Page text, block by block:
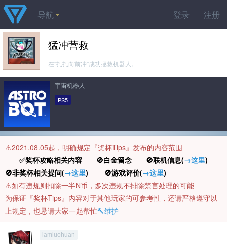
登录 注册
导航
猛冲营救
在“扎扎向前冲”成功拯救机器人。
宇宙机器人
PS5
⚠️2021.08.05起，明确规定『奖杯Tips』发布的内容范围
✅奖杯攻略相关内容 🚫白金留念 🚫联机信息(→这里)
🚫非奖杯相关提问(→这里) 🚫游戏评价(→这里)
⚠️如有违规则扣除一半N币，多次违规不排除禁言处理的可能
为保证『奖杯Tips』内容对于其他玩家的可参考性，还请严格遵守以
上规定，也恳请大家一起帮忙🔨维护
iamluohuan